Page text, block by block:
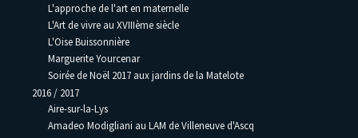
L'approche de l'art en maternelle
L'Art de vivre au XVIIIème siècle
L'Oise Buissonnière
Marguerite Yourcenar
Soirée de Noël 2017 aux jardins de la Matelote
2016 / 2017
Aire-sur-la-Lys
Amadeo Modigliani au LAM de Villeneuve d'Ascq